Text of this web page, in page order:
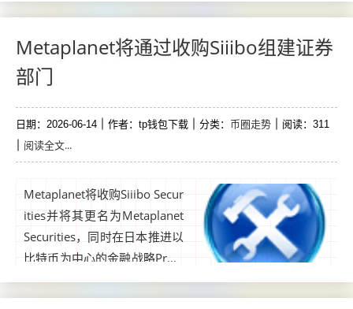
址的超过5.57亿美元USDC存
款，为公司备受期待的上市做
准备。...
Metaplanet将通过收购Siiibo组建证券
部门
日期：2026-06-14 作者：tp钱包下载 分类： 币圈走势 阅读：311
阅读全文...
Metaplanet将收购Siiibo Secur
ities并将其更名为Metaplanet
Securities，同时在日本推进以
比特币为中心的金融战略Proje
ct Nova。Metaplanet 周五宣
布，已同意以21亿日元（131